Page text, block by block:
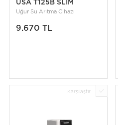
USA T125B SLIM
Uğur Su Arıtma Cihazı
9.670 TL
Karşılaştır